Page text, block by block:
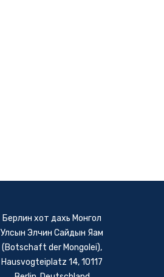
Берлин хот дахь Монгол
Улсын Элчин Сайдын Яам
(Botschaft der Mongolei),
Hausvogteiplatz 14, 10117